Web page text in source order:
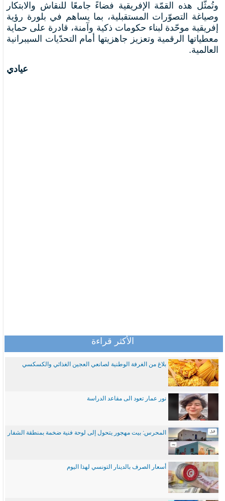
وتُمثّل هذه القمّة الإفريقية فضاءً جامعًا للنقاش والابتكار
وصياغة التصوّرات المستقبلية، بما يساهم في بلورة رؤية
إفريقية موحّدة لبناء حكومات ذكية وآمنة، قادرة على حماية
معطياتها الرقمية وتعزيز جاهزيتها أمام التحدّيات السيبرانية
العالمية.
عيادي
الأكثر قراءة
بلاغ من الغرفة الوطنية لصانعي العجين الغذائي والكسكسي
نور عمار تعود الى مقاعد الدراسة
المحرس: بيت مهجور يتحول إلى لوحة فنية ضخمة بمنطقة الشفار
أسعار الصرف بالدينار التونسي لهذا اليوم